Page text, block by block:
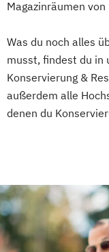
Magazinräumen
Was du noch alles
musst, findest du in
Konservierung &
außerdem alle
denen du